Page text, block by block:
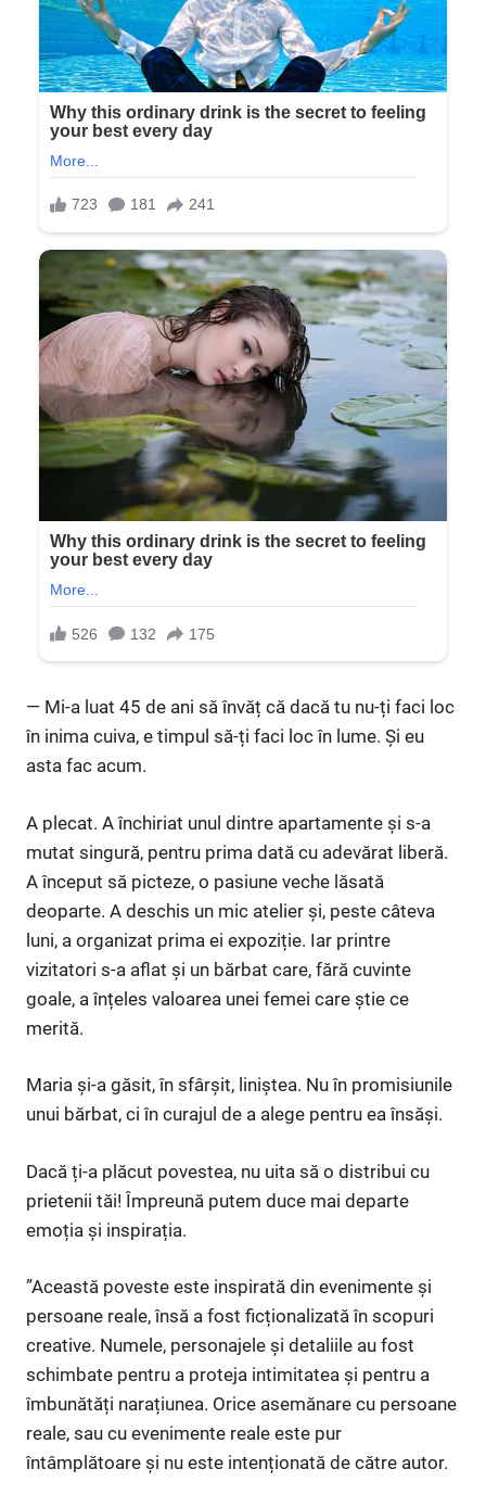
— Mi-a luat 45 de ani să învăț că dacă tu nu-ți faci loc
în inima cuiva, e timpul să-ți faci loc în lume. Și eu
asta fac acum.
A plecat. A închiriat unul dintre apartamente și s-a
mutat singură, pentru prima dată cu adevărat liberă.
A început să picteze, o pasiune veche lăsată
deoparte. A deschis un mic atelier și, peste câteva
luni, a organizat prima ei expoziție. Iar printre
vizitatori s-a aflat și un bărbat care, fără cuvinte
goale, a înțeles valoarea unei femei care știe ce
merită.
Maria și-a găsit, în sfârșit, liniștea. Nu în promisiunile
unui bărbat, ci în curajul de a alege pentru ea însăși.
Dacă ți-a plăcut povestea, nu uita să o distribui cu
prietenii tăi! Împreună putem duce mai departe
emoția și inspirația.
”Această poveste este inspirată din evenimente și
persoane reale, însă a fost ficționalizată în scopuri
creative. Numele, personajele și detaliile au fost
schimbate pentru a proteja intimitatea și pentru a
îmbunătăți narațiunea. Orice asemănare cu persoane
reale, sau cu evenimente reale este pur
întâmplătoare și nu este intenționată de către autor.